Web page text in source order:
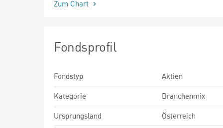
Zum Chart
Fondsprofil
Fondstyp
Aktien
Kategorie
Branchenmix
Ursprungsland
Österreich